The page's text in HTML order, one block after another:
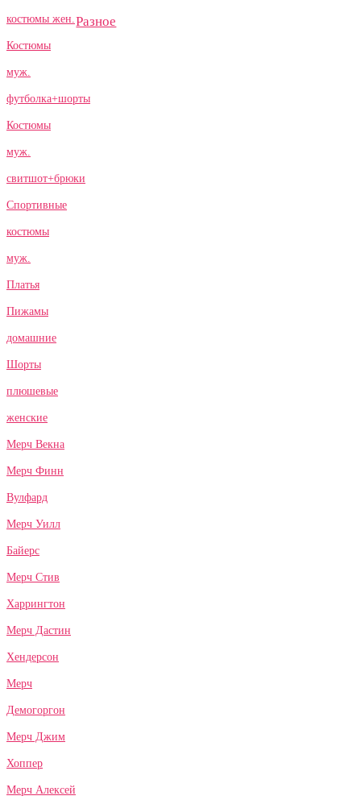
костюмы жен.
Костюмы
муж.
футболка+шорты
Костюмы
муж.
свитшот+брюки
Спортивные
костюмы
муж.
Платья
Пижамы
домашние
Шорты
плюшевые
женские
Мерч Векна
Мерч Финн
Вулфард
Мерч Уилл
Байерс
Мерч Стив
Харрингтон
Мерч Дастин
Хендерсон
Мерч
Демогоргон
Мерч Джим
Хоппер
Мерч Алексей
Разное